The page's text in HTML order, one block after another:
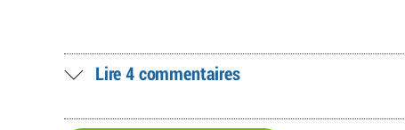
Lire 4 commentaires